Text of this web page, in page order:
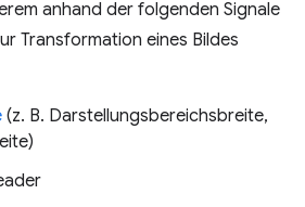
anhand der folgenden Signale
Transformation eines Bildes
(z. B. Darstellungsbereichsbreite,